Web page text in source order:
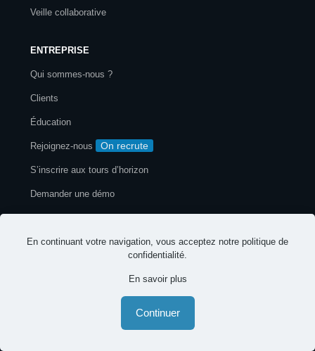
Veille collaborative
ENTREPRISE
Qui sommes-nous ?
Clients
Éducation
Rejoignez-nous On recrute
S’inscrire aux tours d’horizon
Demander une démo
Contact
Mentions légales Politique de confidentialité
© 2026 EspritsCollaboratifs. Tous droits réservés
En continuant votre navigation, vous acceptez notre politique de
confidentialité.
En savoir plus
Continuer